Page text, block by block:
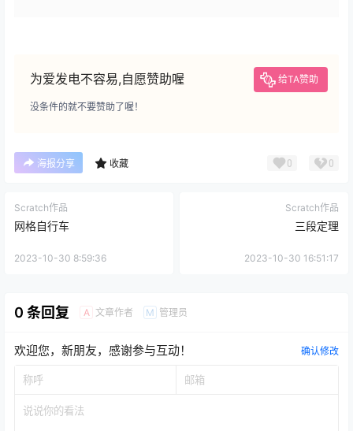
为爱发电不容易,自愿赞助喔 给TA赞助
没条件的就不要赞助了喔！
海报分享 收藏 0 0
Scratch作品
网格自行车
2023-10-30 8:59:36
Scratch作品
三段定理
2023-10-30 16:51:17
0 条回复 A 文章作者 M 管理员
欢迎您，新朋友，感谢参与互动！ 确认修改